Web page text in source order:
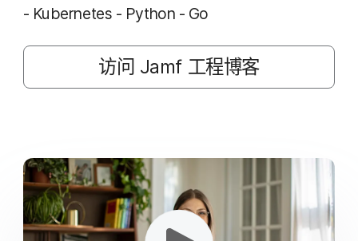
- Kubernetes - Python - Go
访问 Jamf 工程博客